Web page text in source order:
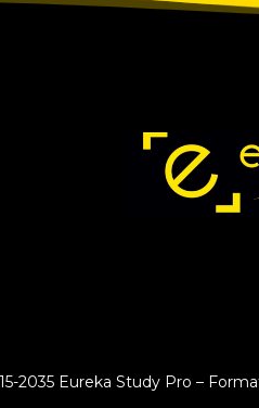
2035 Eureka Study Pro –